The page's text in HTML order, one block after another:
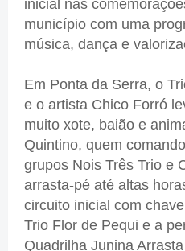
inicial nas
município com uma
música, dança e
Em Ponta da Serra, o
e o artista Chico Forró
muito xote, baião e
Quintino, quem
grupos Nois Três Trio e
arrasta-pé até altas
circuito inicial com
Trio Flor de Pequi e a
Quadrilha Junina